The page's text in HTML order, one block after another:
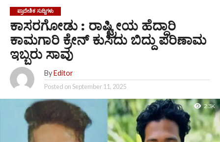
ಪ್ರಾದೇಶಿಕ ಸುದ್ದಿಗಳು
ಕಾಸರಗೋಡು : ರಾಷ್ಟ್ರೀಯ ಹೆದ್ದಾರಿ
ಕಾಮಗಾರಿ ಕ್ರೇನ್ ಕುಸಿದು ಬಿದ್ದು ಪರಿಣಾಮ
ಇಬ್ಬರು ಸಾವು
By Editor
Posted onSeptember 11, 2025
2.3K